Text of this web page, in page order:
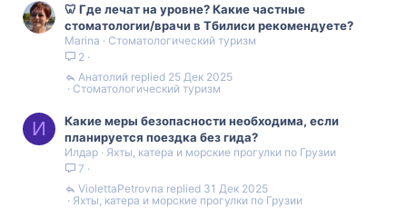
🦷 Где лечат на уровне? Какие частные
стоматологии/врачи в Тбилиси рекомендуете?
Marina
Стоматологический туризм
2
Стоматологический туризм
25 Дек 2025
Анатолий
И
Какие меры безопасности необходима, если
планируется поездка без гида?
Илдар
Яхты, катера и морские прогулки по Грузии
7
Яхты, катера и морские прогулки по Грузии
31 Дек 2025
ViolettaPetrovna